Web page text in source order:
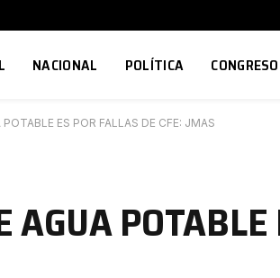
NACIONAL POLÍTICA CONGRESO
ES POR FALLAS DE CFE: JMAS
AGUA